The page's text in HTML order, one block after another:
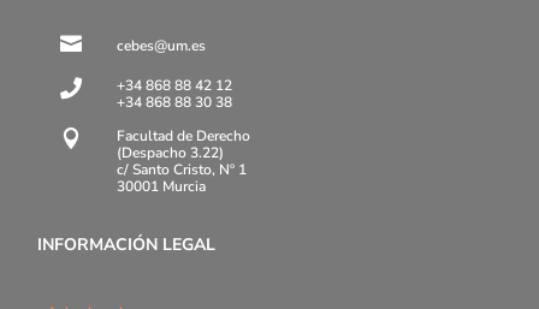
 cebes@um.es

+34 868 88 42 12
+34 868 88 30 38

Facultad de Derecho
(Despacho 3.22)
c/ Santo Cristo, Nº 1
30001 Murcia
INFORMACIÓN LEGAL